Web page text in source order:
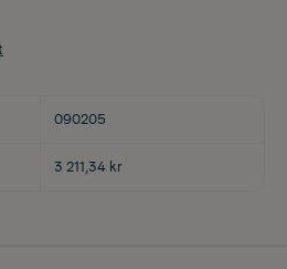
090205
3 211,34 kr